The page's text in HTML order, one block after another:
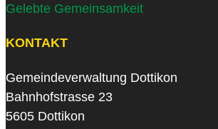
Gelebte Gemeinsamkeit
KONTAKT
Gemeindeverwaltung Dottikon
Bahnhofstrasse 23
5605 Dottikon